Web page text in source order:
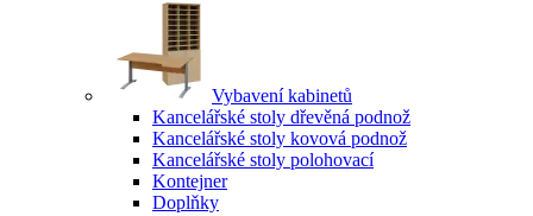
Vybavení kabinetů
Kancelářské stoly dřevěná podnož
Kancelářské stoly kovová podnož
Kancelářské stoly polohovací
Kontejner
Doplňky